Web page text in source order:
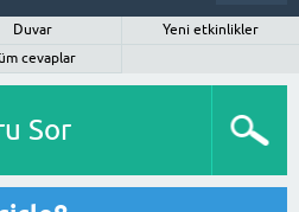
Duvar
Yeni etkinlikler
cevaplar
Sor